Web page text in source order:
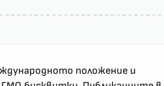
положение и